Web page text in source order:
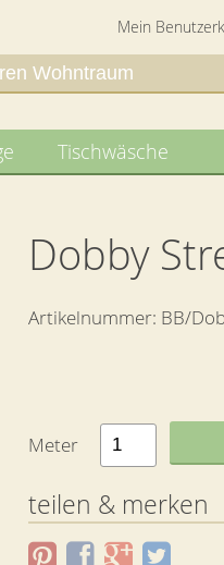
Mein
Tischwäsche
Dobby
Artikelnummer: BB/
Meter
teilen & merken